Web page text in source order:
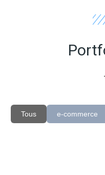
Tous e-commerce